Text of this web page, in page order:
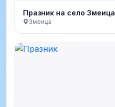
Празник на село Змеица
Змеица